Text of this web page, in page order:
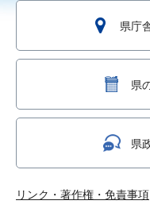
県庁
県
県
リンク・著作権・免責事項